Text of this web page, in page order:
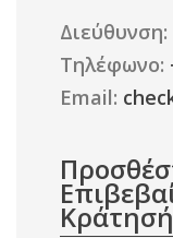
Διεύθυνση:
Τηλέφωνο:
Email: